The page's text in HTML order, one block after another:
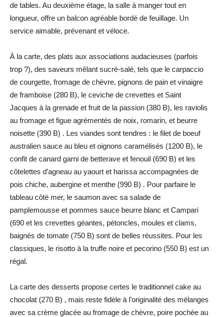
de tables. Au deuxième étage, la salle à manger tout en
longueur, offre un balcon agréable bordé de feuillage. Un
service aimable, prévenant et véloce.
À la carte, des plats aux associations audacieuses (parfois
trop ?), des saveurs mêlant sucré-salé, tels que le carpaccio
de courgette, fromage de chèvre, pignons de pain et vinaigre
de framboise (280 B), le ceviche de crevettes et Saint
Jacques à la grenade et fruit de la passion (380 B), les raviolis
au fromage et figue agrémentés de noix, romarin, et beurre
noisette (390 B) . Les viandes sont tendres : le filet de boeuf
australien sauce au bleu et oignons caramélisés (1200 B), le
confit de canard garni de betterave et fenouil (690 B) et les
côtelettes d’agneau au yaourt et harissa accompagnées de
pois chiche, aubergine et menthe (990 B) . Pour parfaire le
tableau côté mer, le saumon avec sa salade de
pamplemousse et pommes sauce beurre blanc et Campari
(690 et les crevettes géantes, pétoncles, moules et clams,
baignés de tomate (750 B) sont de belles réussites. Pour les
classiques, le risotto à la truffe noire et pecorino (550 B) est un
régal.
La carte des desserts propose certes le traditionnel cake au
chocolat (270 B) , mais reste fidèle à l’originalité des mélanges
avec sa crème glacée au fromage de chèvre, poire pochée au